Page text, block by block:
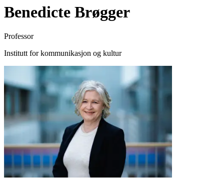
Benedicte Brøgger
Professor
Institutt for kommunikasjon og kultur